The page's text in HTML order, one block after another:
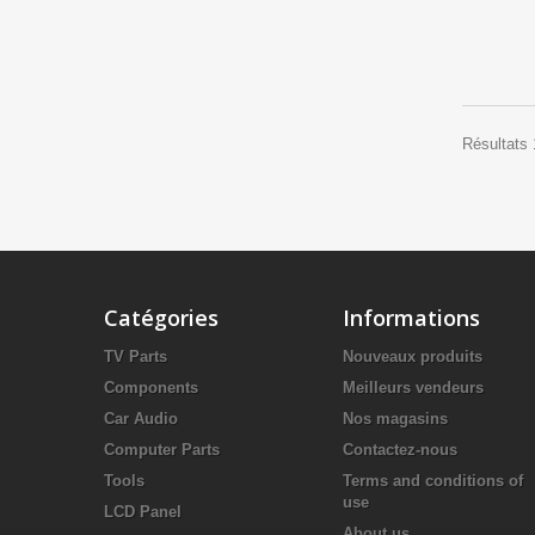
Résultats
Catégories
TV Parts
Components
Car Audio
Computer Parts
Tools
LCD Panel
Informations
Nouveaux produits
Meilleurs vendeurs
Nos magasins
Contactez-nous
Terms and conditions of
use